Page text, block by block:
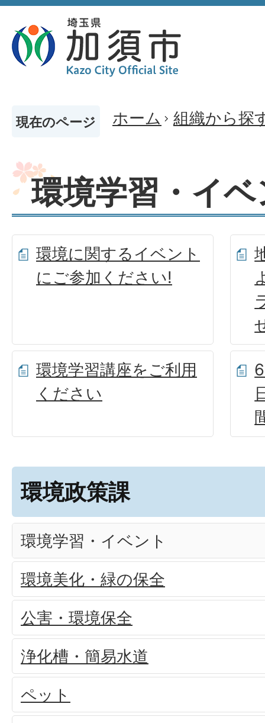
現在のページ ホーム 組織から探
環境学習・イ
環境に関するイベント
にご参加ください!
環境学習講座をご利用
ください
環境政策課
環境学習・イベント
環境美化・緑の保全
公害・環境保全
浄化槽・簡易水道
ペット